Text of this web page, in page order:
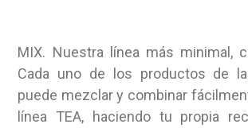
MIX. Nuestra línea más minimal,
Cada uno de los productos de
puede mezclar y combinar
línea TEA, haciendo tu propia